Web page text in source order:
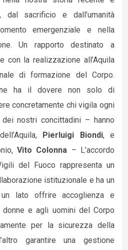
dal sacrificio e dall’umanità
emergenziale e nella
Un rapporto destinato a
con la realizzazione all’Aquila
di formazione del Corpo.
ha il dovere non solo di
concretamente chi vigila ogni
nostri concittadini – hanno
Pierluigi Biondi, e
Vito Colonna – L’accordo
del Fuoco rappresenta un
istituzionale e ha un
lato offrire accoglienza e
e agli uomini del Corpo
per la sicurezza della
garantire una gestione